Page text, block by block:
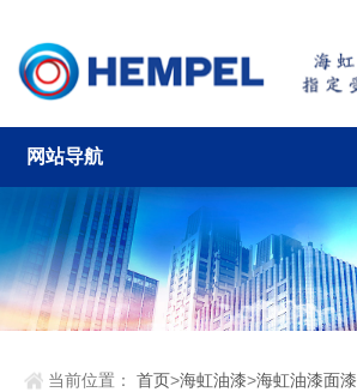
网站导航
当前位置：首页>海虹油漆>海虹油漆面漆